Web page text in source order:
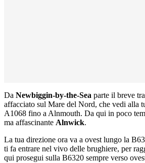
Da Newbiggin-by-the-Sea parte il breve
affacciato sul Mare del Nord, che vedi alla
A1068 fino a Alnmouth. Da qui in poco
ma affascinante Alnwick.
La tua direzione ora va a ovest lungo la
ti fa entrare nel vivo delle brughiere, per
qui prosegui sulla B6320 sempre verso